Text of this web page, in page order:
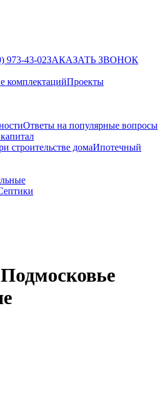
973-43-02ЗАКАЗАТЬ ЗВОНОК
комплектацийПроекты
Ответы на популярные вопросы
строительстве домаИпотечный